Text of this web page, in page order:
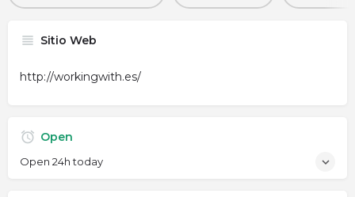
Sitio Web
http://workingwith.es/
Open
Open 24h today